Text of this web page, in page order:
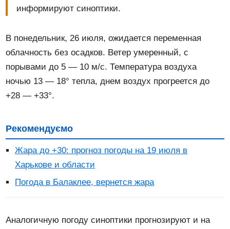
информируют синоптики.
В понедельник, 26 июля, ожидается переменная
облачность без осадков. Ветер умеренный, с
порывами до 5 — 10 м/с. Температура воздуха
ночью 13 — 18° тепла, днем ​​воздух прогреется до
+28 — +33°.
Рекомендуємо
Жара до +30: прогноз погоды на 19 июля в
Харькове и области
Погода в Балаклее, вернется жара
Аналогичную погоду синоптики прогнозируют и на